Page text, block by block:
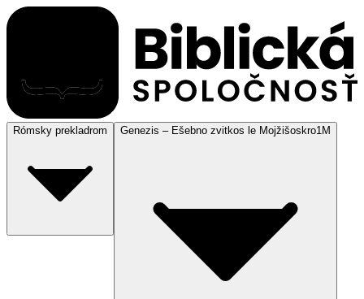
Rómsky prekladrom Genezis – Ešebno zvitkos le Mojžišoskro1M